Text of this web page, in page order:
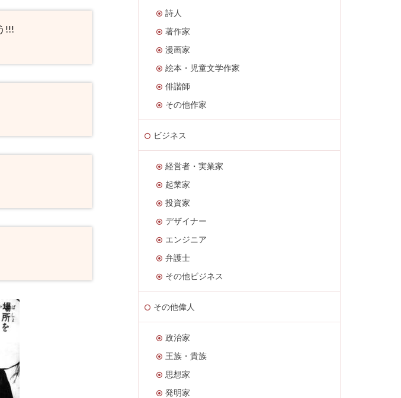
!!!
詩人
著作家
漫画家
絵本・児童文学作家
俳諧師
その他作家
ビジネス
経営者・実業家
起業家
投資家
デザイナー
エンジニア
弁護士
その他ビジネス
その他偉人
政治家
王族・貴族
思想家
発明家